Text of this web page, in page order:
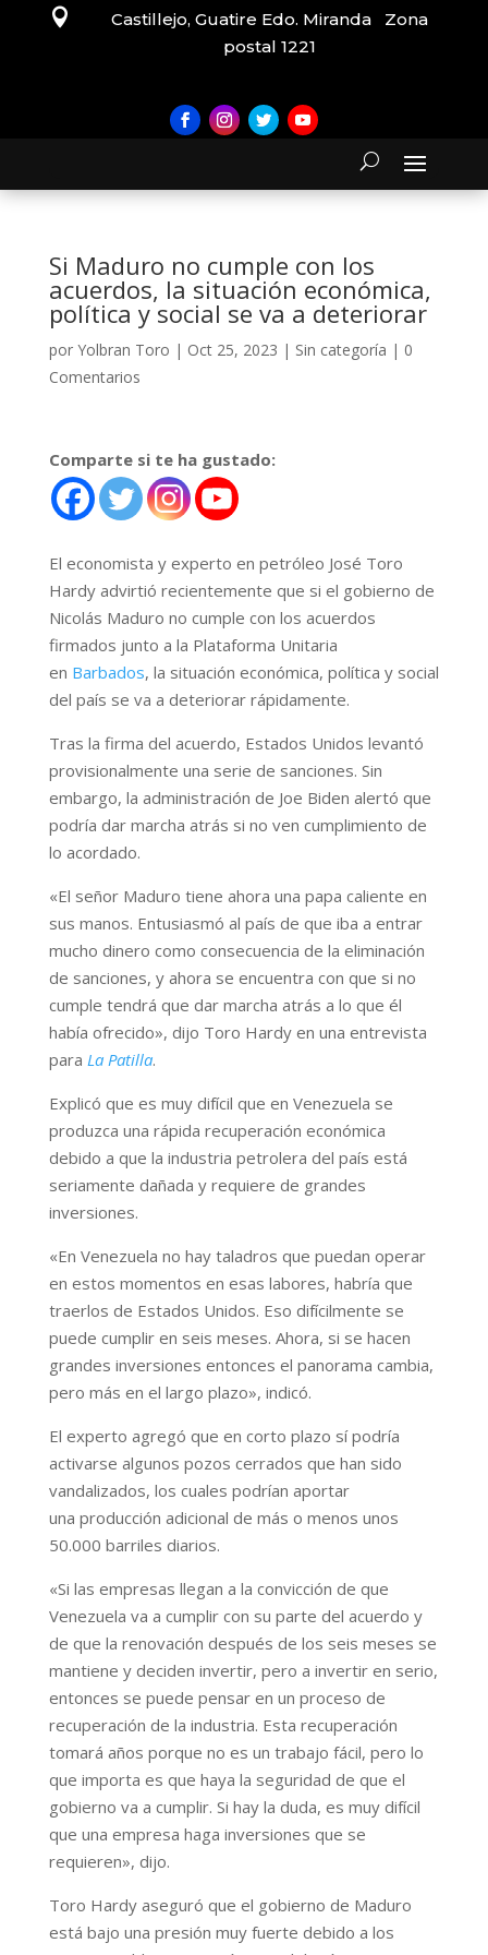

Castillejo, Guatire Edo. Miranda Zona
postal 1221
Si Maduro no cumple con los
acuerdos, la situación económica,
política y social se va a deteriorar
por Yolbran Toro | Oct 25, 2023 | Sin categoría | 0
Comentarios
Comparte si te ha gustado:
El economista y experto en petróleo José Toro
Hardy advirtió recientemente que si el gobierno de
Nicolás Maduro no cumple con los acuerdos
firmados junto a la Plataforma Unitaria
en Barbados, la situación económica, política y social
del país se va a deteriorar rápidamente.
Tras la firma del acuerdo, Estados Unidos levantó
provisionalmente una serie de sanciones. Sin
embargo, la administración de Joe Biden alertó que
podría dar marcha atrás si no ven cumplimiento de
lo acordado.
«El señor Maduro tiene ahora una papa caliente en
sus manos. Entusiasmó al país de que iba a entrar
mucho dinero como consecuencia de la eliminación
de sanciones, y ahora se encuentra con que si no
cumple tendrá que dar marcha atrás a lo que él
había ofrecido», dijo Toro Hardy en una entrevista
para La Patilla.
Explicó que es muy difícil que en Venezuela se
produzca una rápida recuperación económica
debido a que la industria petrolera del país está
seriamente dañada y requiere de grandes
inversiones.
«En Venezuela no hay taladros que puedan operar
en estos momentos en esas labores, habría que
traerlos de Estados Unidos. Eso difícilmente se
puede cumplir en seis meses. Ahora, si se hacen
grandes inversiones entonces el panorama cambia,
pero más en el largo plazo», indicó.
El experto agregó que en corto plazo sí podría
activarse algunos pozos cerrados que han sido
vandalizados, los cuales podrían aportar
una producción adicional de más o menos unos
50.000 barriles diarios.
«Si las empresas llegan a la convicción de que
Venezuela va a cumplir con su parte del acuerdo y
de que la renovación después de los seis meses se
mantiene y deciden invertir, pero a invertir en serio,
entonces se puede pensar en un proceso de
recuperación de la industria. Esta recuperación
tomará años porque no es un trabajo fácil, pero lo
que importa es que haya la seguridad de que el
gobierno va a cumplir. Si hay la duda, es muy difícil
que una empresa haga inversiones que se
requieren», dijo.
Toro Hardy aseguró que el gobierno de Maduro
está bajo una presión muy fuerte debido a los